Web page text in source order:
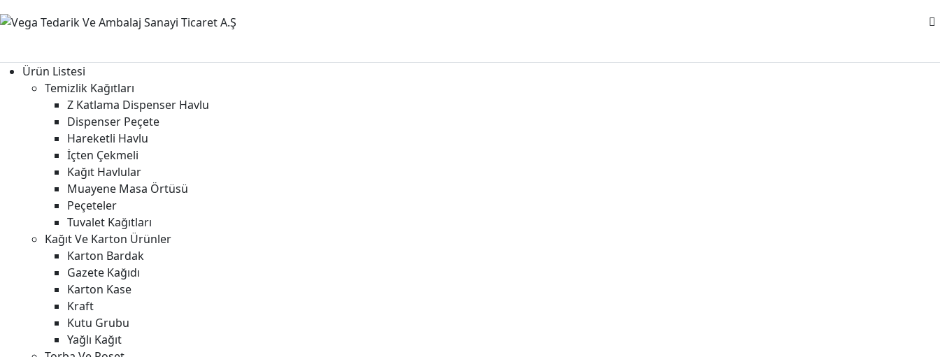
Ürün Listesi
Temizlik Kağıtları
Z Katlama Dispenser Havlu
Dispenser Peçete
Hareketli Havlu
İçten Çekmeli
Kağıt Havlular
Muayene Masa Örtüsü
Peçeteler
Tuvalet Kağıtları
Kağıt Ve Karton Ürünler
Karton Bardak
Gazete Kağıdı
Karton Kase
Kraft
Kutu Grubu
Yağlı Kağıt